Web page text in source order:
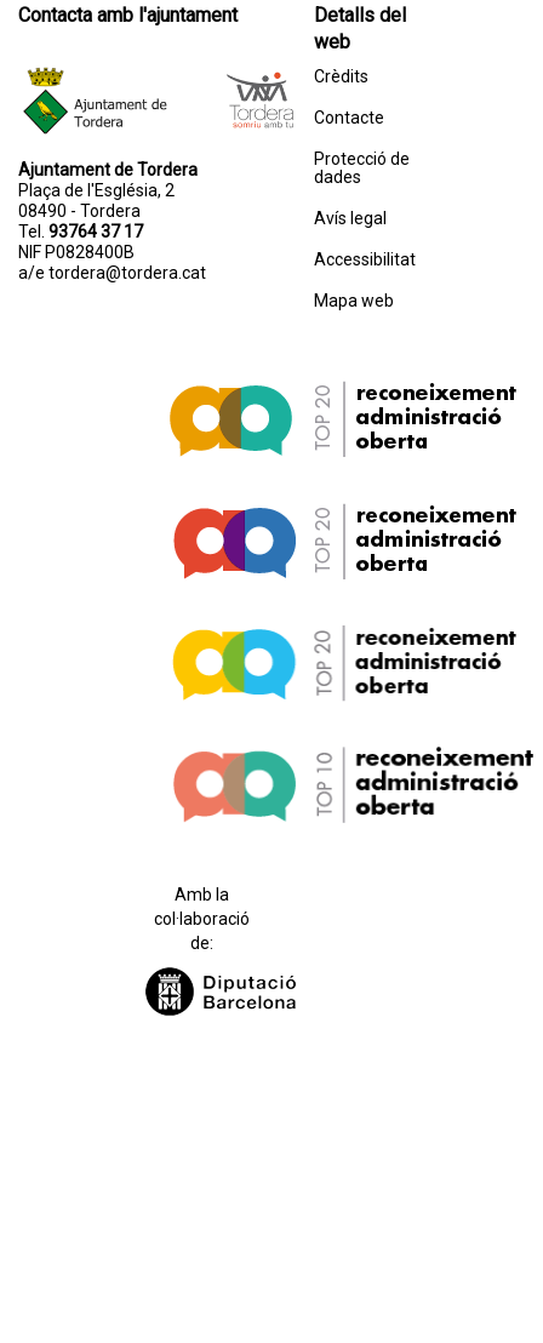
Contacta amb l'ajuntament
Ajuntament de Tordera
Plaça de l'Església, 2
08490 - Tordera
Tel. 93764 37 17
NIF P0828400B
a/e tordera@tordera.cat
Detalls del
web
Crèdits
Contacte
Protecció de
dades
Avís legal
Accessibilitat
Mapa web
Amb la
col·laboració
de: